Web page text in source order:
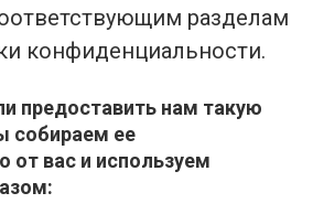
разделам
конфиденциальности.
предоставить нам такую
собираем ее
от вас и используем